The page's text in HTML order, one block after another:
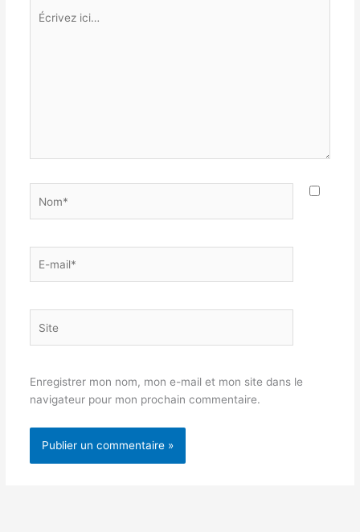
Écrivez
ici…
mail*
Enregistrer mon nom, mon e-mail et mon site dans le
navigateur pour mon prochain commentaire.